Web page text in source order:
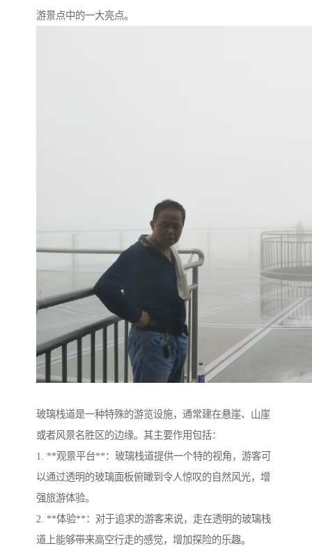
游景点中的一大亮点。
玻璃栈道是一种特殊的游览设施，通常建在悬崖、山崖
或者风景名胜区的边缘。其主要作用包括：
1. **观景平台**：玻璃栈道提供一个特的视角，游客可
以通过透明的玻璃面板俯瞰到令人惊叹的自然风光，增
强旅游体验。
2. **体验**：对于追求的游客来说，走在透明的玻璃栈
道上能够带来高空行走的感觉，增加探险的乐趣。